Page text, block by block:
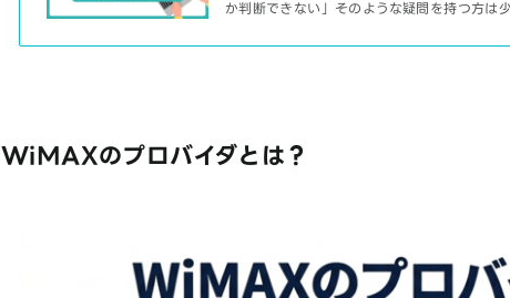
か判断できない」そのような疑問を持つ方は
WiMAXのプロバイダとは？